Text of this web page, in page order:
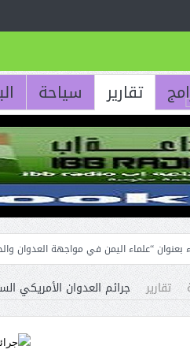
تقارير سياحة
اليمن في مواجهة العدوان والحصار”
حقوق الجوار
تقارير جرائم العدوان الأمريكي